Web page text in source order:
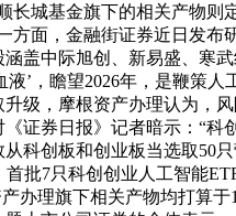
城基金旗下的相关产物则
面，金融街证券近日发
盖中际旭创、新易盛、寒
’，瞻望2026年，是鞭策
级，摩根资产办理认为，
证券日报》记者暗示：“
科创板和创业板当选取50
批7只科创创业人工智能
办理旗下相关产物均打算